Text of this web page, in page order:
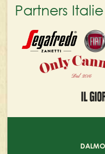
Partners